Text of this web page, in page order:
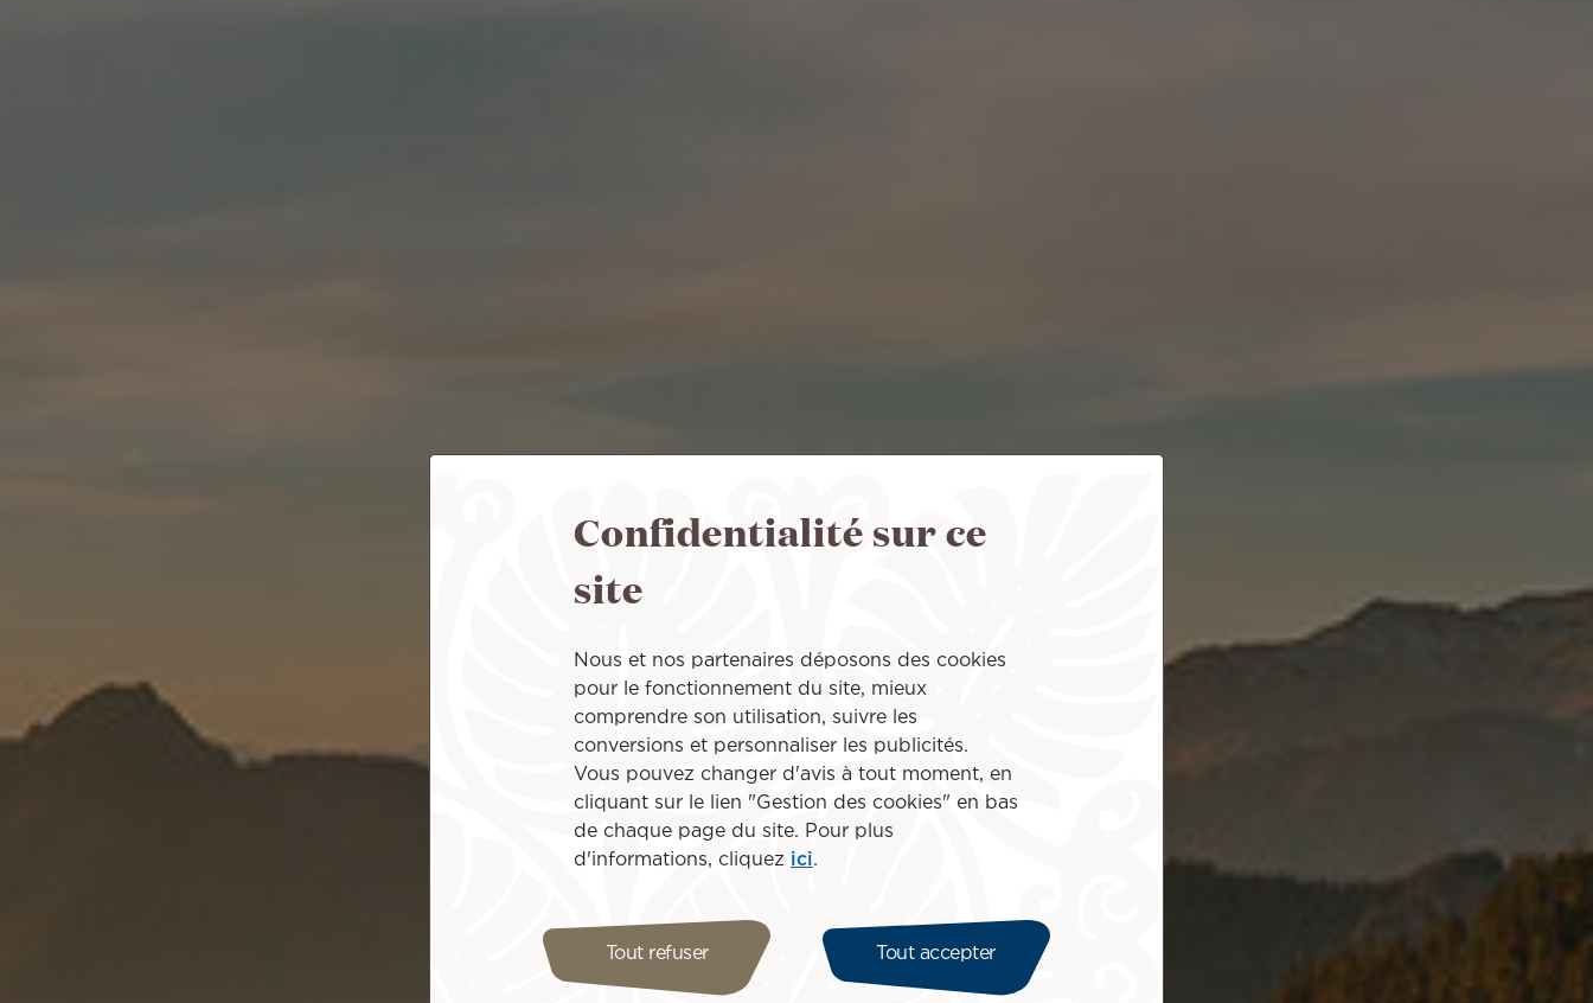
Confidentialité sur ce
site
Nous et nos partenaires déposons des cookies
pour le fonctionnement du site, mieux
comprendre son utilisation, suivre les
conversions et personnaliser les publicités.
Vous pouvez changer d'avis à tout moment, en
cliquant sur le lien "Gestion des cookies" en bas
de chaque page du site. Pour plus
d'informations, cliquez ici.
Tout refuser Tout accepter